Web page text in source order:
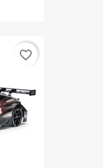
favorite_border